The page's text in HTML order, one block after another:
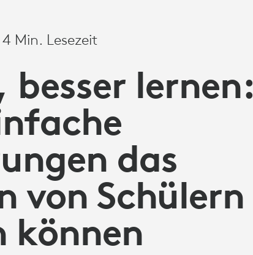
4 Min. Lesezeit
besser lernen:
das
von Schülern
können